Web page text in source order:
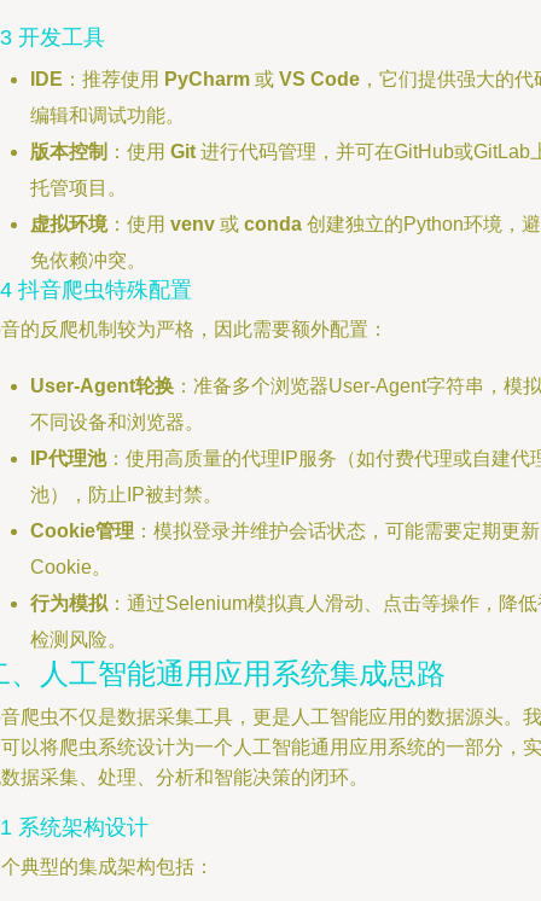
开发工具
IDE ：推荐使用 PyCharm 或 VS Code ，它们提供强大的代
编辑和调试功能。
版本控制 ：使用 Git 进行代码管理，并可在GitHub或GitLab
托管项目。
虚拟环境：使用 venv 或 conda 创建独立的Python环境，避
免依赖冲突。
抖音爬虫特殊配置
的反爬机制较为严格，因此需要额外配置：
User-Agent轮换 ：准备多个浏览器User-Agent字符串，模拟
不同设备和浏览器。
IP代理池：使用高质量的代理IP服务（如付费代理或自建代
池），防止IP被封禁。
Cookie管理 ：模拟登录并维护会话状态，可能需要定期更新
Cookie。
行为模拟 ：通过Selenium模拟真人滑动、点击等操作，降
检测风险。
、人工智能通用应用系统集成思路
爬虫不仅是数据采集工具，更是人工智能应用的数据源头。我
以将爬虫系统设计为一个人工智能通用应用系统的一部分，实
据采集、处理、分析和智能决策的闭环。
系统架构设计
典型的集成架构包括：